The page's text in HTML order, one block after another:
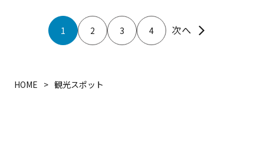
1 2 3 4
HOME 観光スポット